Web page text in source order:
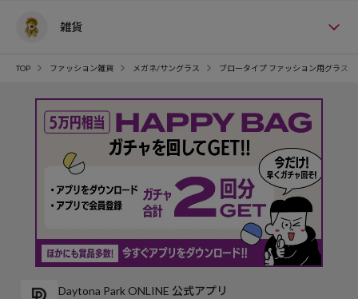
雑貨
TOP ファッション雑貨 メガネ/サングラス ブロータイプ ファッション用グラス
Daytona Park ONLINE 公式アプリ